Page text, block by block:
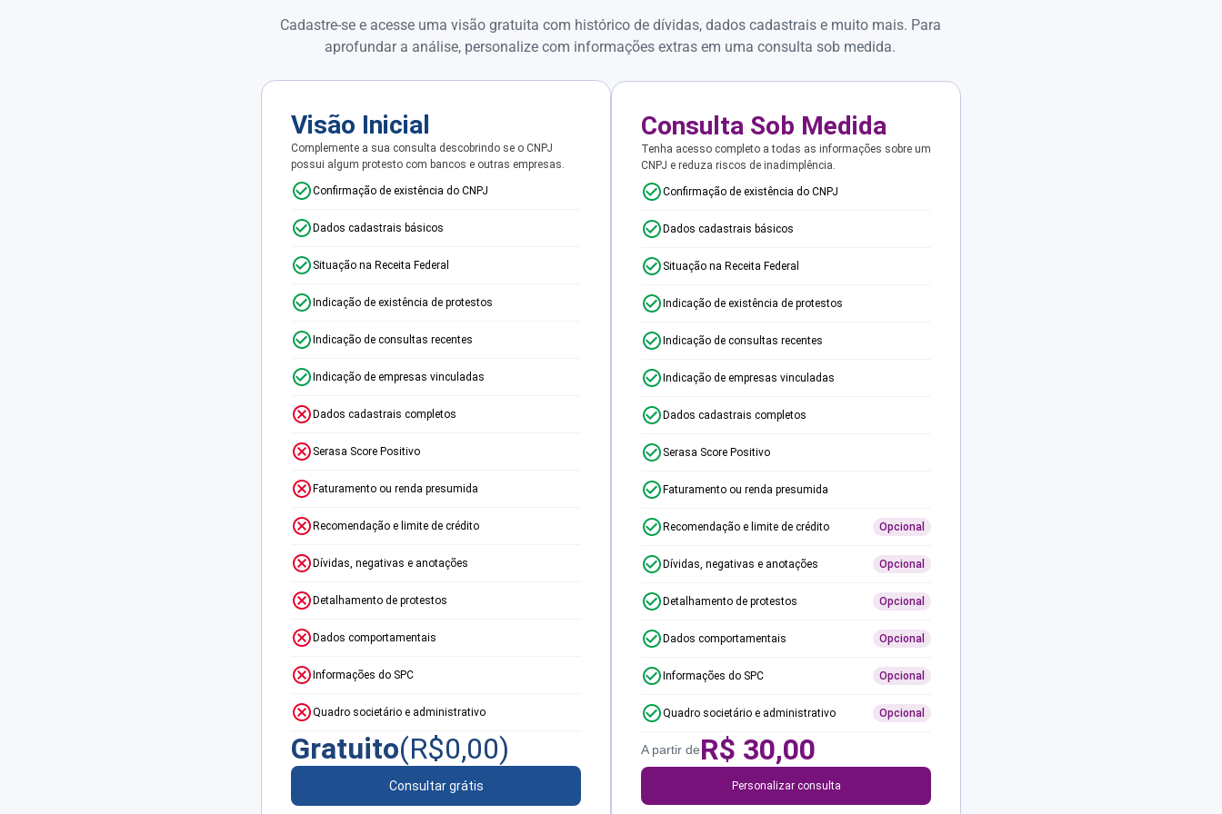
Cadastre-se e acesse uma visão gratuita com histórico de dívidas, dados cadastrais e muito mais. Para
aprofundar a análise, personalize com informações extras em uma consulta sob medida.
Visão Inicial
Complemente a sua consulta descobrindo se o CNPJ
possui algum protesto com bancos e outras empresas.
Confirmação de existência do CNPJ
Dados cadastrais básicos
Situação na Receita Federal
Indicação de existência de protestos
Indicação de consultas recentes
Indicação de empresas vinculadas
Dados cadastrais completos
Serasa Score Positivo
Faturamento ou renda presumida
Recomendação e limite de crédito
Dívidas, negativas e anotações
Detalhamento de protestos
Dados comportamentais
Informações do SPC
Quadro societário e administrativo
Gratuito(R$0,00)
Consultar grátis
Consulta Sob Medida
Tenha acesso completo a todas as informações sobre um
CNPJ e reduza riscos de inadimplência.
Confirmação de existência do CNPJ
Dados cadastrais básicos
Situação na Receita Federal
Indicação de existência de protestos
Indicação de consultas recentes
Indicação de empresas vinculadas
Dados cadastrais completos
Serasa Score Positivo
Faturamento ou renda presumida
Recomendação e limite de crédito Opcional
Dívidas, negativas e anotações Opcional
Detalhamento de protestos Opcional
Dados comportamentais Opcional
Informações do SPC Opcional
Quadro societário e administrativo Opcional
A partir deR$ 30,00
Personalizar consulta